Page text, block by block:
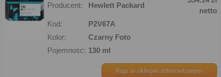
Producent: Hewlett Packard
netto
Kod:
P2V67A
Kolor:
Czarny Foto
Pojemność: 130 ml
Kup w sklepie internetowym